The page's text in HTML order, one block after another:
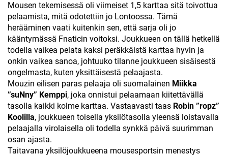
Mousen tekemisessä oli viimeiset 1,5 karttaa sitä toivottua
pelaamista, mitä odotettiin jo Lontoossa. Tämä
herääminen vaati kuitenkin sen, että sarja oli jo
kääntymässä Fnaticin voitoksi. Joukkueen on tällä hetkellä
todella vaikea pelata kaksi peräkkäistä karttaa hyvin ja
onkin vaikea sanoa, johtuuko tilanne joukkueen sisäisestä
ongelmasta, kuten yksittäisestä pelaajasta.
Mouzin eilisen paras pelaaja oli suomalainen Miikka
”suNny” Kemppi, joka onnistui pelaamaan kiitettävällä
tasolla kaikki kolme karttaa. Vastaavasti taas Robin ”ropz”
Koolilla, joukkueen toisella yksilötasolla yleensä loistavalla
pelaajalla virolaisella oli todella synkkä päivä suurimman
osan ajasta.
Taitavana yksilöjoukkueena mousesportsin menestys